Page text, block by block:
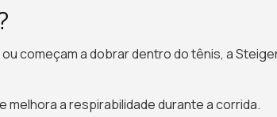
começam a dobrar dentro do tênis, a
a respirabilidade durante a corrida.